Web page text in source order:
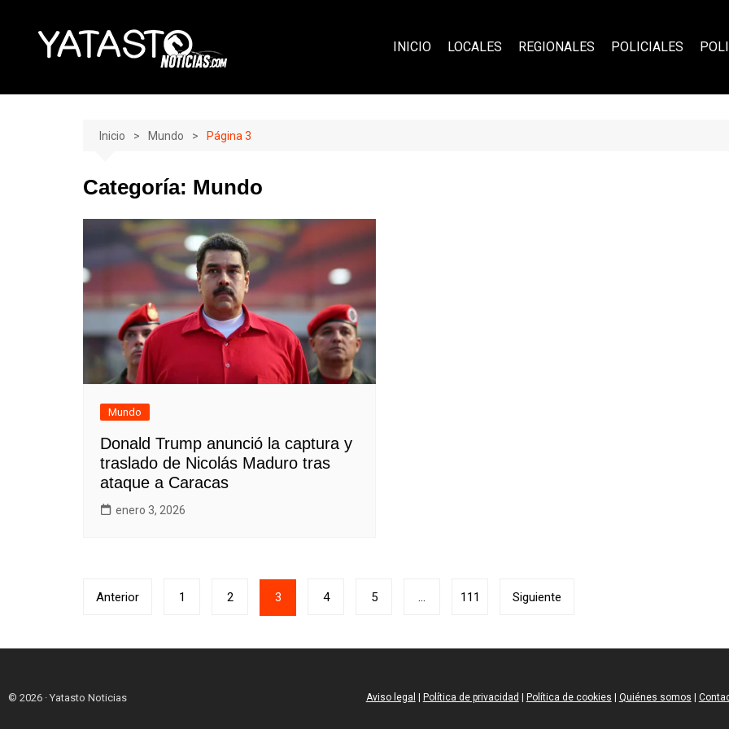
INICIO LOCALES REGIONALES POLICIALES
Inicio Mundo Página 3
Categoría: Mundo
Mundo
Donald Trump anunció la captura y
traslado de Nicolás Maduro tras
ataque a Caracas
enero 3, 2026
Paginación
entradas
Anterior 1 2 3 4 5 … 111 Siguiente
© 2026 · Yatasto Noticias Aviso legal | Política de privacidad | Política de cookies | Quiénes somos |